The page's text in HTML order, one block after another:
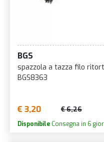
BGS
spazzola a tazza filo
BGS8363
€ 3,20 € 6,26
Disponibile Consegna in 6